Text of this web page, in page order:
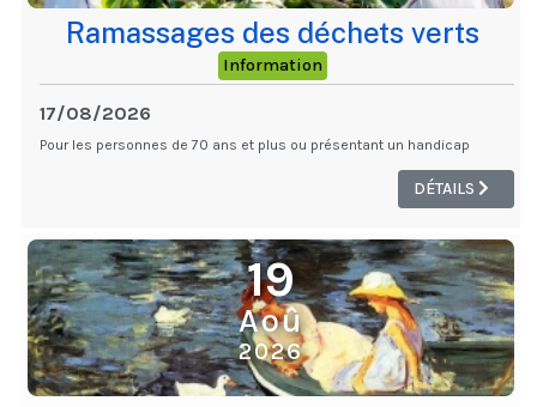
Ramassages des déchets verts
Information
17/08/2026
Pour les personnes de 70 ans et plus ou présentant un handicap
DÉTAILS
19
Aoû
2026